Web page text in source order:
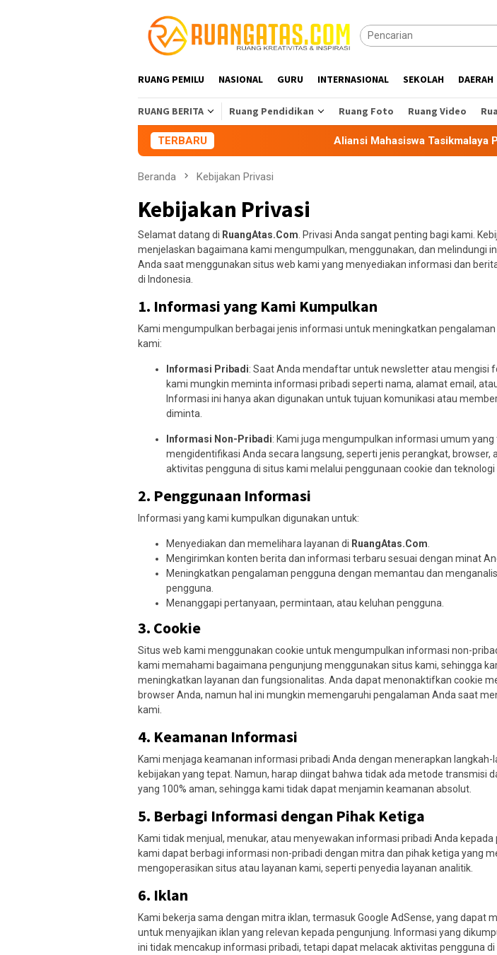
RUANG PEMILU NASIONAL GURU INTERNASIONAL SEKOLAH DAERAH
RUANG BERITA Ruang Pendidikan Ruang Foto Ruang Video
TERBARU Aliansi Mahasiswa Tasikmalaya Peringatkan
Beranda Kebijakan Privasi
Kebijakan Privasi
Selamat datang di RuangAtas.Com . Privasi Anda sangat penting bagi kami.
menjelaskan bagaimana kami mengumpulkan, menggunakan, dan melindungi
Anda saat menggunakan situs web kami yang menyediakan informasi dan
di Indonesia.
1. Informasi yang Kami Kumpulkan
Kami mengumpulkan berbagai jenis informasi untuk meningkatkan
kami:
Informasi Pribadi: Saat Anda mendaftar untuk newsletter atau mengisi
kami mungkin meminta informasi pribadi seperti nama, alamat email,
Informasi ini hanya akan digunakan untuk tujuan komunikasi atau
diminta.
Informasi Non-Pribadi: Kami juga mengumpulkan informasi umum
mengidentifikasi Anda secara langsung, seperti jenis perangkat, browser,
aktivitas pengguna di situs kami melalui penggunaan cookie dan teknologi
2. Penggunaan Informasi
Informasi yang kami kumpulkan digunakan untuk:
Menyediakan dan memelihara layanan di RuangAtas.Com
Mengirimkan konten berita dan informasi terbaru sesuai dengan minat
Meningkatkan pengalaman pengguna dengan memantau dan
pengguna.
Menanggapi pertanyaan, permintaan, atau keluhan pengguna.
3. Cookie
Situs web kami menggunakan cookie untuk mengumpulkan informasi non-
kami memahami bagaimana pengunjung menggunakan situs kami, sehingga
meningkatkan layanan dan fungsionalitas. Anda dapat menonaktifkan cookie
browser Anda, namun hal ini mungkin memengaruhi pengalaman Anda saat
kami.
4. Keamanan Informasi
Kami menjaga keamanan informasi pribadi Anda dengan menerapkan langkah-
kebijakan yang tepat. Namun, harap diingat bahwa tidak ada metode transmisi
yang 100% aman, sehingga kami tidak dapat menjamin keamanan absolut.
5. Berbagi Informasi dengan Pihak Ketiga
Kami tidak menjual, menukar, atau menyewakan informasi pribadi Anda kepada
kami dapat berbagi informasi non-pribadi dengan mitra dan pihak ketiga yang
mengoperasikan situs atau layanan kami, seperti penyedia layanan analitik.
6. Iklan
Kami bekerja sama dengan mitra iklan, termasuk Google AdSense, yang dapat
untuk menyajikan iklan yang relevan kepada pengunjung. Informasi yang
ini tidak mencakup informasi pribadi, tetapi dapat melacak aktivitas pengguna